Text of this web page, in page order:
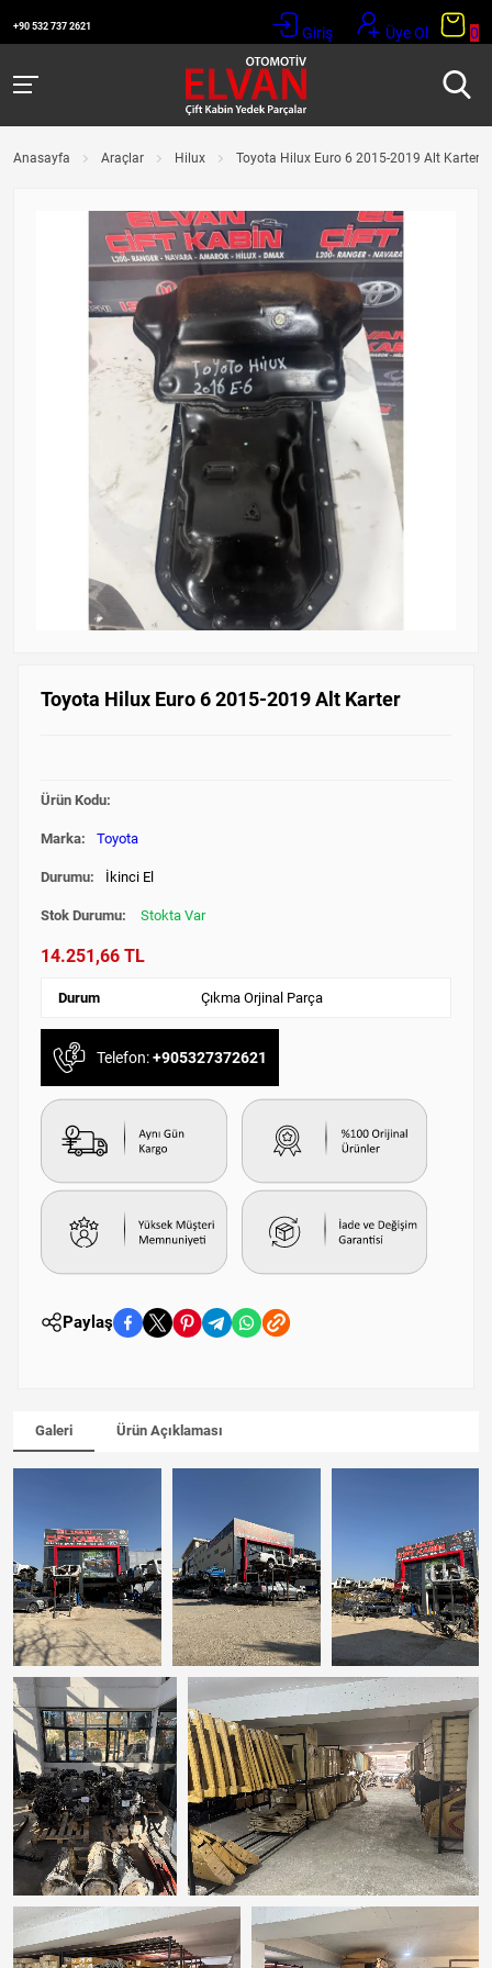
+90 532 737 2621 Giriş Üye Ol 0
Anasayfa Araçlar Hilux Toyota Hilux Euro 6 2015-2019 Alt Karter
Toyota Hilux Euro 6 2015-2019 Alt Karter
Ürün Kodu:
Marka: Toyota
Durumu: İkinci El
Stok Durumu: Stokta Var
14.251,66 TL
Durum Çıkma Orjinal Parça
Telefon:+905327372621
Paylaş
Galeri Ürün Açıklaması